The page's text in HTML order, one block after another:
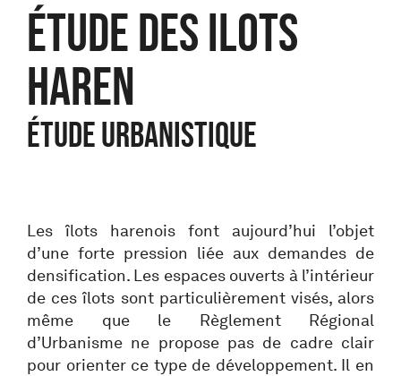
Étude des ilots
Haren
Étude urbanistique
Les îlots harenois font aujourd’hui l’objet
d’une forte pression liée aux demandes de
densification. Les espaces ouverts à l’intérieur
de ces îlots sont particulièrement visés, alors
même que le Règlement Régional
d’Urbanisme ne propose pas de cadre clair
pour orienter ce type de développement. Il en